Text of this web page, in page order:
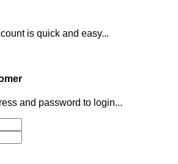
is quick and easy...
and password to login...